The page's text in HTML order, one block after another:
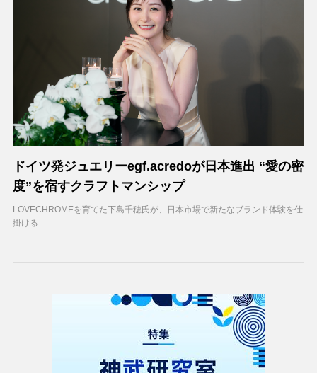
ドイツ発ジュエリーegf.acredoが日本進出 “愛の密
度”を宿すクラフトマンシップ
LOVECHROMEを育てた下島千穂氏が、日本市場で新たなブランド体験を仕
掛ける